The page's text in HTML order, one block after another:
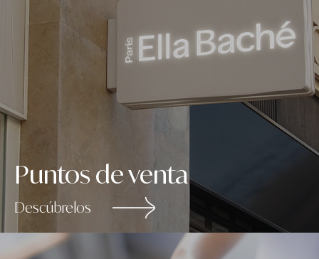
Puntos de venta
Descúbrelos